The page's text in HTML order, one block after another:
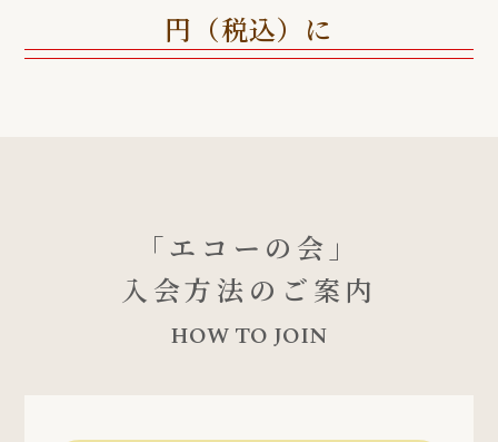
円（税込）に
「エコーの会」
入会方法のご案内
HOW TO JOIN